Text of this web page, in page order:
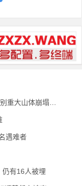
塌灾害调查评估组
遇难者
仍有16人被埋